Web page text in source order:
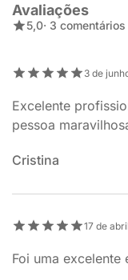
Avaliações
5,0· 3 comentários
3 de
Excelente
pessoa
Cristina
17 de
Foi uma excelente